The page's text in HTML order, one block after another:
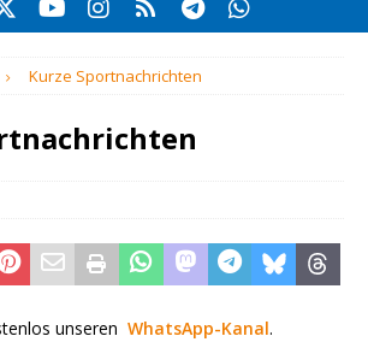
Kurze Sportnachrichten
unseren WhatsApp-Kanal.